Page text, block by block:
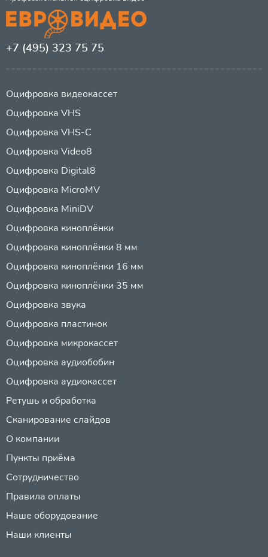
+7 (495) 323 75 75
Оцифровка видеокассет
Оцифровка VHS
Оцифровка VHS-C
Оцифровка Video8
Оцифровка Digital8
Оцифровка MicroMV
Оцифровка MiniDV
Оцифровка киноплёнки
Оцифровка киноплёнки 8 мм
Оцифровка киноплёнки 16 мм
Оцифровка киноплёнки 35 мм
Оцифровка звука
Оцифровка пластинок
Оцифровка микрокассет
Оцифровка аудиобобин
Оцифровка аудиокассет
Ретушь и обработка
Сканирование слайдов
О компании
Пункты приёма
Сотрудничество
Правила оплаты
Наше оборудование
Наши клиенты